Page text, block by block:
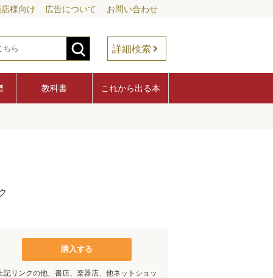
様向け 広告について お問い合わせ
詳細検索
教科書 これから出る本
購入する
記リンクの他、書店、楽器店、他ネットショッ